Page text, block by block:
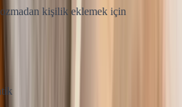
kişilik eklemek için